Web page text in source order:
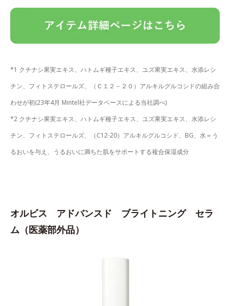
*1 クチナシ果実エキス、ハトムギ種子エキス、ユズ果実エキス、水添レシ
チン、フィトステロールズ、（Ｃ１２－２０）アルキルグルコシドの組み合
わせが初(23年4月 Mintel社データベースによる当社調べ)
*2 クチナシ果実エキス、ハトムギ種子エキス、ユズ果実エキス、水添レシ
チン、フィトステロールズ、（C12-20）アルキルグルコシド、BG、水＝う
るおいを与え、うるおいに満ちた肌をサポートする複合保湿成分
オルビス アドバンスド ブライトニング セラ
ム（医薬部外品）